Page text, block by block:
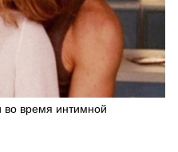
время интимной